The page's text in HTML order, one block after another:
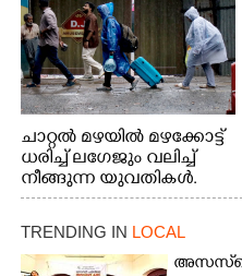
ചാറ്റൽ മഴയിൽ മഴക്കോട്ട്
ധരിച്ച് ലഗേജും വലിച്ച്
നീങ്ങുന്ന യുവതികൾ.
എറണാകുളം മേനകയിൽ
നിന്നുള്ള കാഴ്ച
TRENDING IN LOCAL